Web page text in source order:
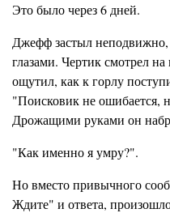
Это было через 6 дней.
Джефф застыл
глазами. Чертик смотрел
ощутил, как к горлу
"Поисковик не ошибается,
Дрожащими руками он
"Как именно я умру?".
Но вместо привычного
Ждите" и ответа,